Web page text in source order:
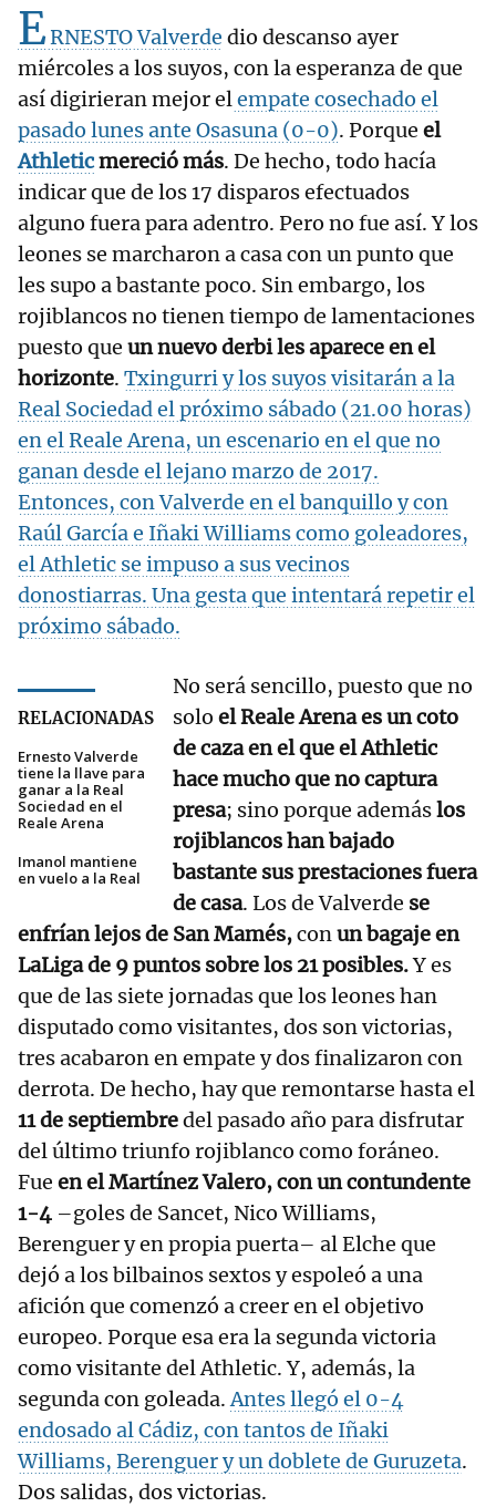
ERNESTO Valverde dio descanso ayer
miércoles a los suyos, con la esperanza de que
así digirieran mejor elempate cosechado el
pasado lunes ante Osasuna (0-0). Porque el
Athleticmereció más. De hecho, todo hacía
indicar que de los 17 disparos efectuados
alguno fuera para adentro. Pero no fue así. Y los
leones se marcharon a casa con un punto que
les supo a bastante poco. Sin embargo, los
rojiblancos no tienen tiempo de lamentaciones
puesto que un nuevo derbi les aparece en el
horizonte. Txingurri y los suyos visitarán a la
Real Sociedad el próximo sábado (21.00 horas)
en el Reale Arena, un escenario en el que no
ganan desde el lejano marzo de 2017.
Entonces, con Valverde en el banquillo y con
Raúl García e Iñaki Williams como goleadores,
el Athletic se impuso a sus vecinos
donostiarras. Una gesta que intentará repetir el
próximo sábado.
RELACIONADAS
Ernesto Valverde
tiene la llave para
ganar a la Real
Sociedad en el
Reale Arena
Imanol mantiene
en vuelo a la Real
No será sencillo, puesto que no
solo el Reale Arena es un coto
de caza en el que el Athletic
hace mucho que no captura
presa; sino porque ademáslos
rojiblancos han bajado
bastante sus prestaciones fuera
de casa. Los de Valverde se
enfrían lejos de San Mamés,conun bagaje en
LaLiga de 9 puntos sobre los 21 posibles.Y es
que de las siete jornadas que los leones han
disputado como visitantes, dos son victorias,
tres acabaron en empate y dos finalizaron con
derrota. De hecho, hay que remontarse hasta el
11 de septiembredel pasado año para disfrutar
del último triunfo rojiblanco como foráneo.
Fue en el Martínez Valero, con un contundente
1-4 –goles de Sancet, Nico Williams,
Berenguer y en propia puerta– al Elche que
dejó a los bilbainos sextos y espoleó a una
afición que comenzó a creer en el objetivo
europeo. Porque esa era la segunda victoria
como visitante del Athletic. Y, además, la
segunda con goleada.Antes llegó el 0-4
endosado al Cádiz, con tantos de Iñaki
Williams, Berenguer y un doblete de Guruzeta.
Dos salidas, dos victorias.